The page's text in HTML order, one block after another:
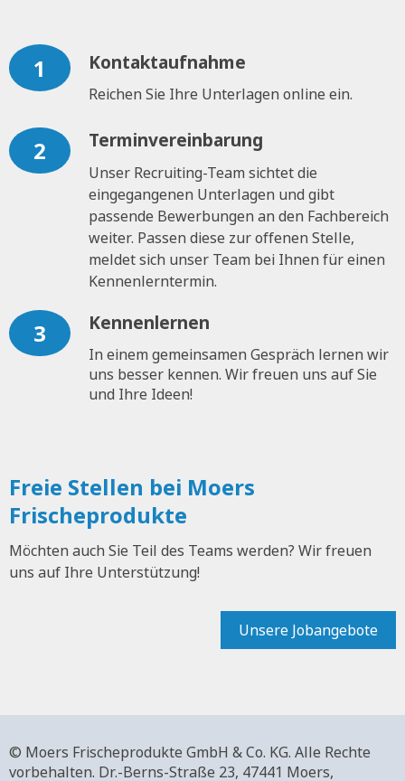
1 Kontaktaufnahme
Reichen Sie Ihre Unterlagen online ein.
2 Terminvereinbarung
Unser Recruiting-Team sichtet die
eingegangenen Unterlagen und gibt
passende Bewerbungen an den Fachbereich
weiter. Passen diese zur offenen Stelle,
meldet sich unser Team bei Ihnen für einen
Kennenlerntermin.
3 Kennenlernen
In einem gemeinsamen Gespräch lernen wir
uns besser kennen. Wir freuen uns auf Sie
und Ihre Ideen!
Freie Stellen bei Moers
Frischeprodukte
Möchten auch Sie Teil des Teams werden? Wir freuen
uns auf Ihre Unterstützung!
Unsere Jobangebote
© Moers Frischeprodukte GmbH & Co. KG. Alle Rechte
vorbehalten. Dr.-Berns-Straße 23, 47441 Moers,